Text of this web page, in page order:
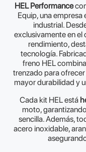
HEL Performance
Equip, una
industrial.
exclusivamente en el
rendimiento,
tecnología.
freno HEL
trenzado para
mayor durabilidad y
Cada kit HEL está
moto,
sencilla. Además,
acero inoxidable,